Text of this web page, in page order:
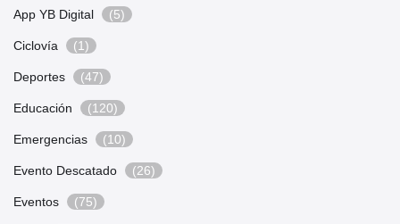
App YB Digital (5)
Ciclovía (1)
Deportes (47)
Educación (120)
Emergencias (10)
Evento Descatado (26)
Eventos (75)